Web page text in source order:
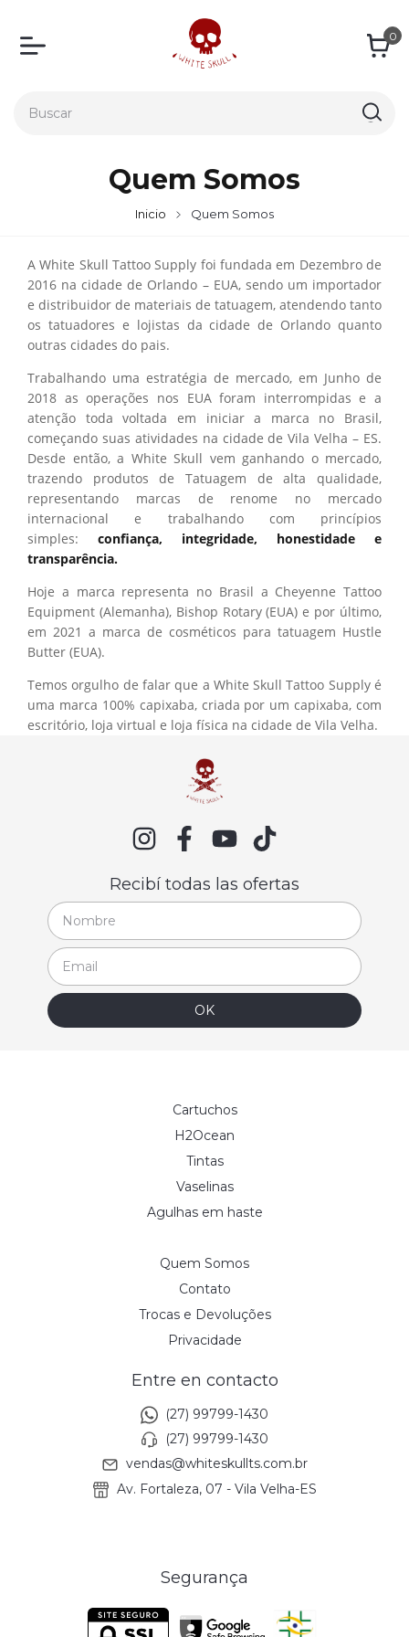
0
Quem Somos
Inicio Quem Somos
A White Skull Tattoo Supply foi fundada em Dezembro de
2016 na cidade de Orlando – EUA, sendo um importador
e distribuidor de materiais de tatuagem, atendendo tanto
os tatuadores e lojistas da cidade de Orlando quanto
outras cidades do pais.
Trabalhando uma estratégia de mercado, em Junho de
2018 as operações nos EUA foram interrompidas e a
atenção toda voltada em iniciar a marca no Brasil,
começando suas atividades na cidade de Vila Velha – ES.
Desde então, a White Skull vem ganhando o mercado,
trazendo produtos de Tatuagem de alta qualidade,
representando marcas de renome no mercado
internacional e trabalhando com princípios
simples: confiança, integridade, honestidade e
transparência.
Hoje a marca representa no Brasil a Cheyenne Tattoo
Equipment (Alemanha), Bishop Rotary (EUA) e por último,
em 2021 a marca de cosméticos para tatuagem Hustle
Butter (EUA).
Temos orgulho de falar que a White Skull Tattoo Supply é
uma marca 100% capixaba, criada por um capixaba, com
escritório, loja virtual e loja física na cidade de Vila Velha.
Recibí todas las ofertas
Cartuchos
H2Ocean
Tintas
Vaselinas
Agulhas em haste
Quem Somos
Contato
Trocas e Devoluções
Privacidade
Entre en contacto
(27) 99799-1430
(27) 99799-1430
vendas@whiteskullts.com.br
Av. Fortaleza, 07 - Vila Velha-ES
Segurança